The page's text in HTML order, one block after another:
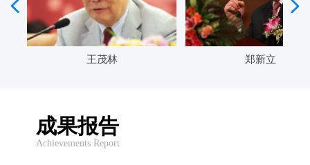
王茂林 郑新立
넳 넲
成果报告
​Achievements Report